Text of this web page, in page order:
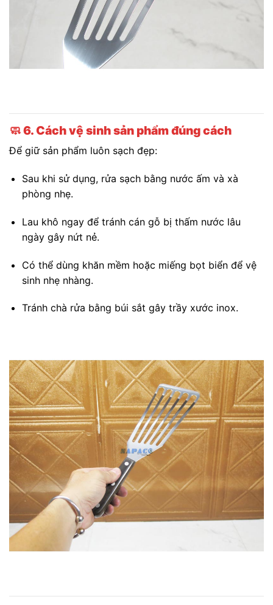
🧼6. Cách vệ sinh sản phẩm đúng cách
Để giữ sản phẩm luôn sạch đẹp:
Sau khi sử dụng, rửa sạch bằng nước ấm và xà
phòng nhẹ.
Lau khô ngay để tránh cán gỗ bị thấm nước lâu
ngày gây nứt nẻ.
Có thể dùng khăn mềm hoặc miếng bọt biển để vệ
sinh nhẹ nhàng.
Tránh chà rửa bằng búi sắt gây trầy xước inox.